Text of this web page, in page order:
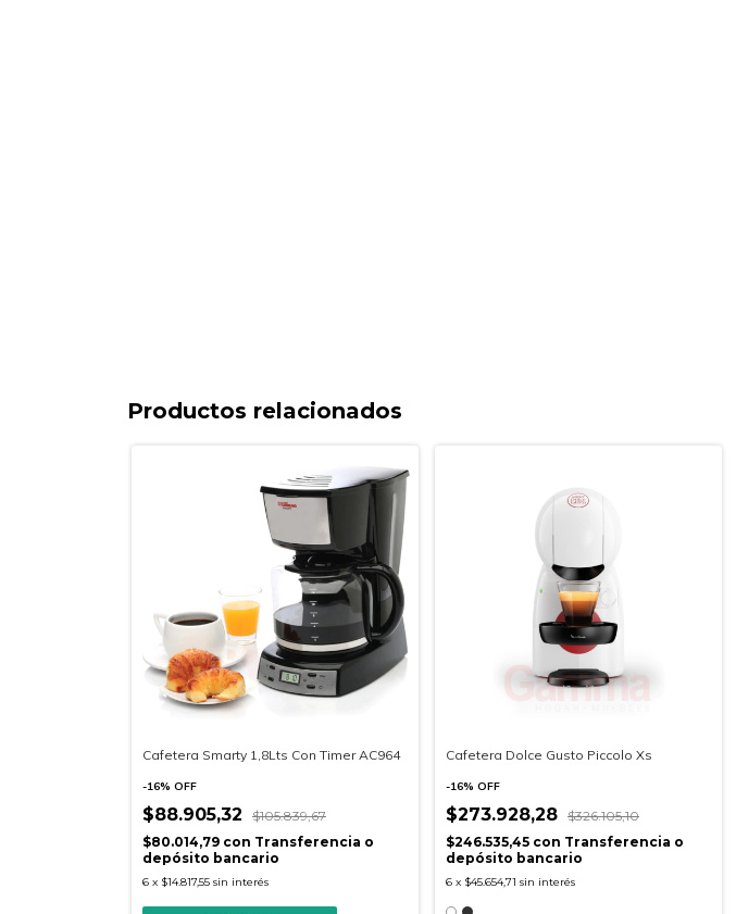
Productos relacionados
Cafetera Smarty 1,8Lts Con Timer AC964
-16% OFF
$88.905,32
$105.839,67
$80.014,79 con Transferencia o
depósito bancario
6 x $14.817,55 sin interés
Cafetera Dolce Gusto Piccolo Xs
-16% OFF
$273.928,28 $326.105,10
$246.535,45 con Transferencia o
depósito bancario
6 x $45.654,71 sin interés